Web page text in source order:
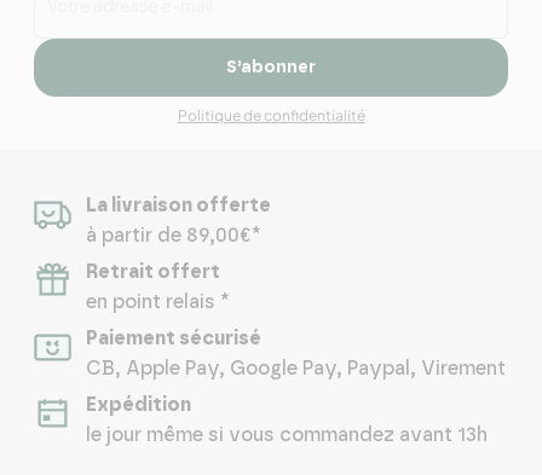
S’abonner
Politique de confidentialité
La livraison offerte
à partir de 89,00€*
Retrait offert
en point relais *
Paiement sécurisé
CB, Apple Pay, Google Pay, Paypal, Virement
Expédition
le jour même si vous commandez avant 13h